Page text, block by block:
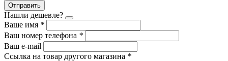
Отправить
Нашли дешевле?
Ваше имя *
Ваш номер телефона *
Ваш e-mail
Ссылка на товар другого магазина *